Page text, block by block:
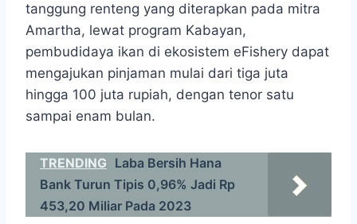
tanggung renteng yang diterapkan pada mitra
Amartha, lewat program Kabayan,
pembudidaya ikan di ekosistem eFishery dapat
mengajukan pinjaman mulai dari tiga juta
hingga 100 juta rupiah, dengan tenor satu
sampai enam bulan.
TRENDING Laba Bersih Hana
Bank Turun Tipis 0,96% Jadi Rp
453,20 Miliar Pada 2023